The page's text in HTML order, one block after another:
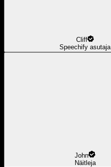
Cliff
Speechify asutaja
John
Näitleja